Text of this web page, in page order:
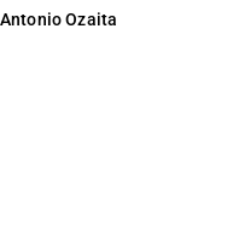
Antonio Ozaita